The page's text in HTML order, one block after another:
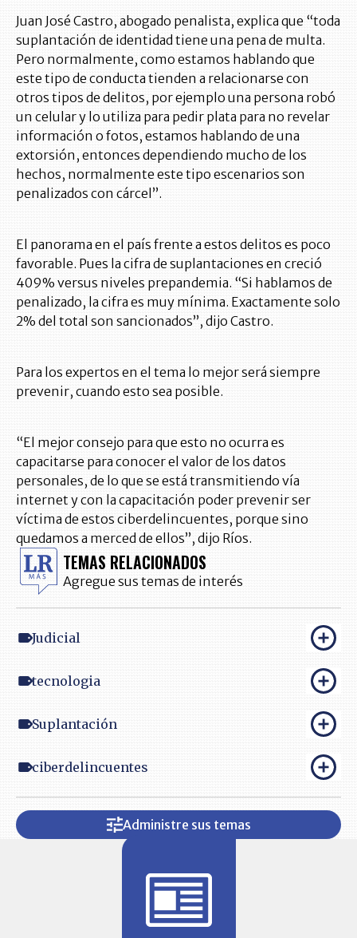
Juan José Castro, abogado penalista, explica que “toda
suplantación de identidad tiene una pena de multa.
Pero normalmente, como estamos hablando que
este tipo de conducta tienden a relacionarse con
otros tipos de delitos, por ejemplo una persona robó
un celular y lo utiliza para pedir plata para no revelar
información o fotos, estamos hablando de una
extorsión, entonces dependiendo mucho de los
hechos, normalmente este tipo escenarios son
penalizados con cárcel”.
El panorama en el país frente a estos delitos es poco
favorable. Pues la cifra de suplantaciones en creció
409% versus niveles prepandemia. “Si hablamos de
penalizado, la cifra es muy mínima. Exactamente solo
2% del total son sancionados”, dijo Castro.
Para los expertos en el tema lo mejor será siempre
prevenir, cuando esto sea posible.
“El mejor consejo para que esto no ocurra es
capacitarse para conocer el valor de los datos
personales, de lo que se está transmitiendo vía
internet y con la capacitación poder prevenir ser
víctima de estos ciberdelincuentes, porque sino
quedamos a merced de ellos”, dijo Ríos.
TEMAS RELACIONADOS
Agregue sus temas de interés
Judicial
tecnologia
Suplantación
ciberdelincuentes
Administre sus temas